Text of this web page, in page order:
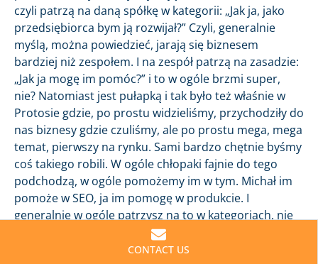
CONTACT US
czyli patrzą na daną spółkę w kategorii: „Jak ja, jako
przedsiębiorca bym ją rozwijał?” Czyli, generalnie
myślą, można powiedzieć, jarają się biznesem
bardziej niż zespołem. I na zespół patrzą na zasadzie:
„Jak ja mogę im pomóc?” i to w ogóle brzmi super,
nie? Natomiast jest pułapką i tak było też właśnie w
Protosie gdzie, po prostu widzieliśmy, przychodziły do
nas biznesy gdzie czuliśmy, ale po prostu mega, mega
temat, pierwszy na rynku. Sami bardzo chętnie byśmy
coś takiego robili. W ogóle chłopaki fajnie do tego
podchodzą, w ogóle pomożemy im w tym. Michał im
pomoże w SEO, ja im pomogę w produkcie. I
generalnie w ogóle patrzysz na to w kategoriach, nie
jako VC, tylko zaczynasz się zachowywać jako trochę
cofounder. No i to jest ogromna pułapka, bo po